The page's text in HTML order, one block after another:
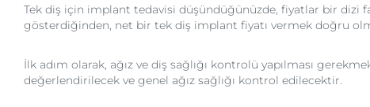
Tek diş için implant tedavisi düşündüğünüzde, fiyatlar bir dizi
gösterdiğinden, net bir tek diş implant fiyatı vermek doğru
İlk adım olarak, ağız ve diş sağlığı kontrolü yapılması
değerlendirilecek ve genel ağız sağlığı kontrol edilecektir.